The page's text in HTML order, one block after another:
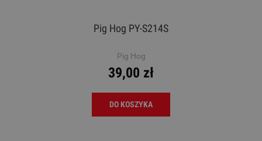
Pig Hog PY-S214S
Pig Hog
39,00 zł
DO KOSZYKA